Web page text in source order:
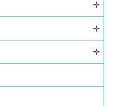
✛
✛
✛